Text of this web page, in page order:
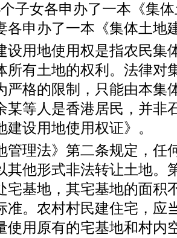
子女各申办了一本《集
各申办了一本《集体土地
用地使用权是指农民集
所有土地的权利。法律对
严格的限制，只能由本集
某等人是香港居民，并非
设用地使用权证》。
理法》第二条规定，任
其他形式非法转让土地。
宅基地，其宅基地的面积
准。农村村民建住宅，应
使用原有的宅基地和村内